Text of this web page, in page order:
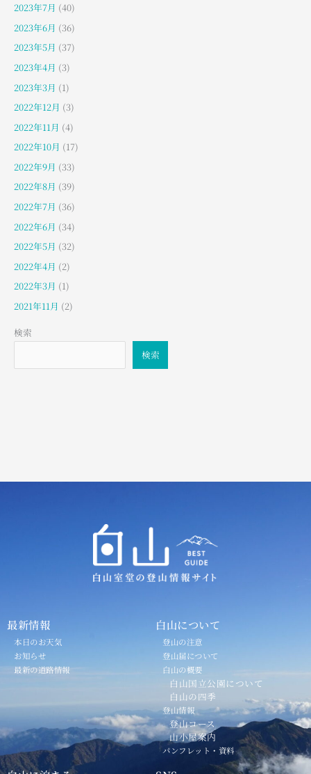
2023年7月 (40)
2023年6月 (36)
2023年5月 (37)
2023年4月 (3)
2023年3月 (1)
2022年12月 (3)
2022年11月 (4)
2022年10月 (17)
2022年9月 (33)
2022年8月 (39)
2022年7月 (36)
2022年6月 (34)
2022年5月 (32)
2022年4月 (2)
2022年3月 (1)
2021年11月 (2)
検索
検索
最新情報
本日のお天気
お知らせ
最新の道路情報
白山について
登山の注意
登山届について
白山の概要
白山国立公園について
白山の四季
登山情報
登山コース
山小屋案内
パンフレット・資料